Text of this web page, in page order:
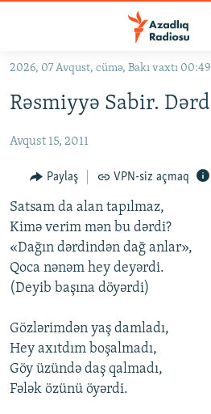
Əsas
qayıt
naviqasiyaya
Axtarışa
keç
KORRUPSIOMETR
#ƏSLINDƏ
FƏRQƏ BAX
QANUNI DOĞRU
ARAŞDIRMA
MULTIMEDIA
VIDEO
FOTOQALEREYA
İNFOQRAFIKA
RADIO ARXIV
OXU ZALI
AZƏRBAYCAN ƏDƏBIYYATI KITABXANASI
HAQQIMIZDA
MISSIYAMIZ
BIZI IZLƏ
2026, 07 Avqust, cümə, Bakı vaxtı 00:49
Rəsmiyyə Sabir. Dərd
Avqust 15, 2011
Paylaş VPN-siz açmaq
Satsam da alan tapılmaz,
Kimə verim mən bu dərdi?
«Dağın dərdindən dağ anlar»,
Qoca nənəm hey deyərdi.
(Deyib başına döyərdi)
Gözlərimdən yaş damladı,
Hey axıtdım boşalmadı,
Göy üzündə daş qalmadı,
Fələk özünü öyərdi.